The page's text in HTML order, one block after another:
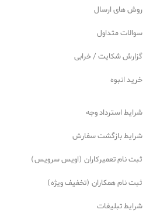
روش های ارسال
سوالات متداول
گزارش شکایت / خرابی
خرید انبوه
شرایط استرداد وجه
شرایط بازگشت سفارش
ثبت نام تعمیرکاران (اویس سرویس)
ثبت نام همکاران (تخفیف ویژه)
شرایط تبلیغات